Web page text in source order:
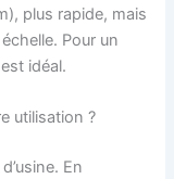
plus rapide, mais
Pour un
idéal.
utilisation ?
En